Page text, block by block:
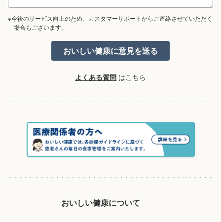
※今後のサービス向上のため、カスタマーサポートからご連絡させていただく
場合もございます。
よくある質問 はこちら
おいしい健康について